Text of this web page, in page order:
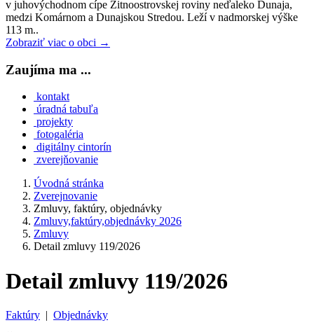
v juhovýchodnom cípe Žitnoostrovskej roviny neďaleko Dunaja,
medzi Komárnom a Dunajskou Stredou. Leží v nadmorskej výške
113 m..
Zobraziť viac o obci →
Zaujíma ma ...
kontakt
úradná tabuľa
projekty
fotogaléria
digitálny cintorín
zverejňovanie
Úvodná stránka
Zverejnovanie
Zmluvy, faktúry, objednávky
Zmluvy,faktúry,objednávky 2026
Zmluvy
Detail zmluvy 119/2026
Detail zmluvy 119/2026
Faktúry | Objednávky